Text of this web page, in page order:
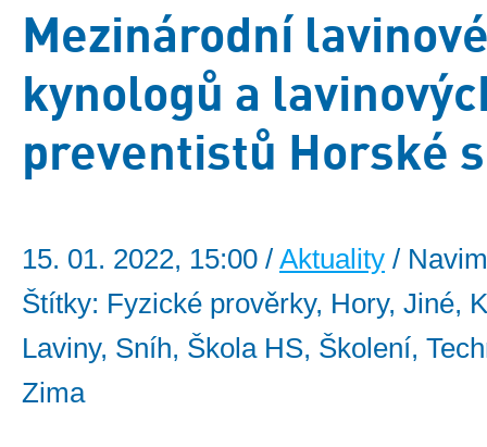
Mezinárodní
kynologů a
preventistů Horské
15. 01. 2022, 15:00 / Aktuality /
Štítky: Fyzické prověrky, Hory, Jiné,
Laviny, Sníh, Škola HS, Školení,
Zima